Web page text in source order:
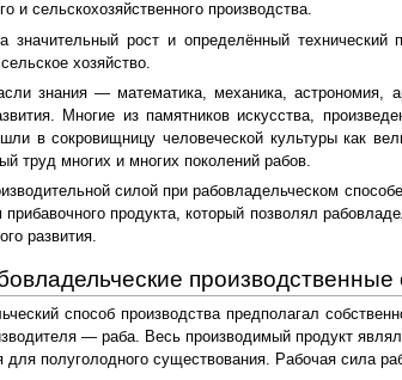
и сельскохозяйственного производства.
значительный рост и определённый технический
хозяйство.
знания — математика, механика, астрономия,
Многие из памятников искусства,
в сокровищницу человеческой культуры как
труд многих и многих поколений рабов.
силой при рабовладельческом
прибавочного продукта, который позволял
развития.
производственные
способ производства предполагал
— раба. Весь производимый продукт
для полуголодного существования. Рабочая сила